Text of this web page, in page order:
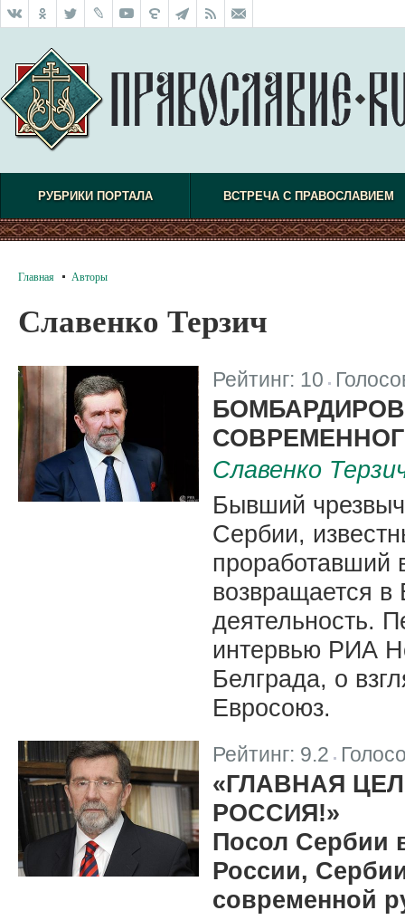
РУБРИКИ ПОРТАЛА ВСТРЕЧА С ПРАВОСЛАВИЕМ
Главная Авторы
Славенко Терзич
Рейтинг: 10
Славенко
Бывший
Сербии,
проработавший
возвращается в
деятельность.
интервью РИА
Белграда, о
Евросоюз.
Рейтинг: 9.2
«ГЛАВНАЯ
РОССИЯ!»
Посол Сербии
России,
современной